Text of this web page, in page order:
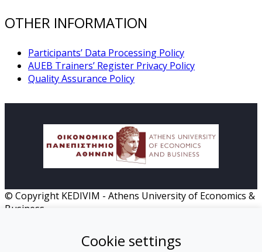
OTHER INFORMATION
Participants’ Data Processing Policy
AUEB Trainers’ Register Privacy Policy
Quality Assurance Policy
© Copyright KEDIVIM - Athens University of Economics &
Business
Cookie settings